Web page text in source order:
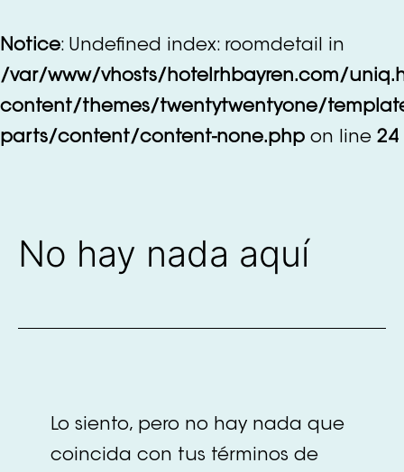
al
contenido
Notice: Undefined index: roomdetail in
/var/www/vhosts/hotelrhbayren.com/
content/themes/twentytwentyone/
parts/content/content-none.php on line 24
No hay nada aquí
Lo siento, pero no hay nada que
coincida con tus términos de